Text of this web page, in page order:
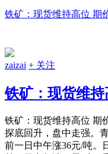
铁矿：现货维持高位 期
zaizai + 关注
铁矿：现货维
铁矿：现货维持高位 期
探底回升，盘中走强。
前一日中午涨36元/吨。